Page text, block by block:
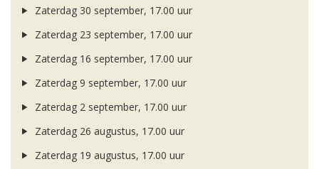
Zaterdag 30 september, 17.00 uur
Zaterdag 23 september, 17.00 uur
Zaterdag 16 september, 17.00 uur
Zaterdag 9 september, 17.00 uur
Zaterdag 2 september, 17.00 uur
Zaterdag 26 augustus, 17.00 uur
Zaterdag 19 augustus, 17.00 uur